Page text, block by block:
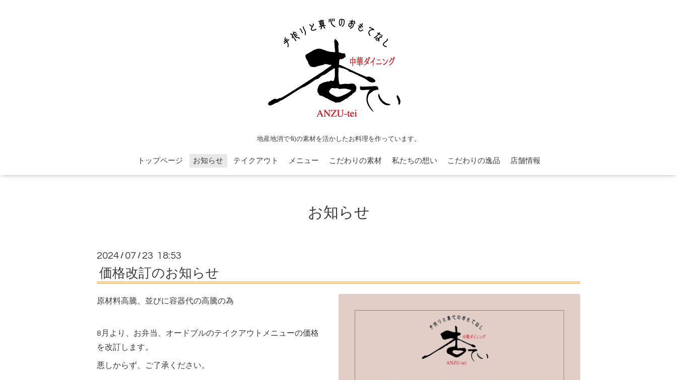
地産地消で旬の素材を活かしたお料理を作っています。
トップページ お知らせ テイクアウト メニュー こだわりの素材 私たちの想い こだわりの逸品 店舗情報
お知らせ
2024 / 07 / 23 18:53
価格改訂のお知らせ
原材料高騰、並びに容器代の高騰の為
8月より、お弁当、オードブルのテイクアウトメニューの価格
を改訂します。
悪しからず、ご了承ください。